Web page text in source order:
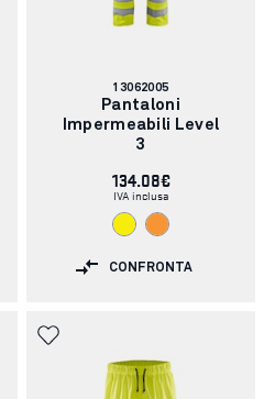
Codice
articolo:
13062005
Pantaloni
Impermeabili Level
3
134.08€
IVA inclusa
CONFRONTA